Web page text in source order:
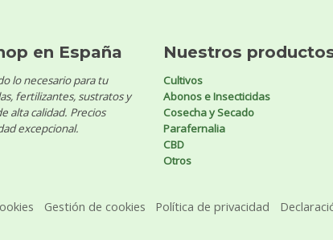
en España
lo necesario para tu
fertilizantes, sustratos y
alta calidad. Precios
excepcional.
Nuestros
Cultivos
Abonos e Insecticidas
Cosecha y Secado
Parafernalia
CBD
Otros
Gestión de cookies Política de privacidad